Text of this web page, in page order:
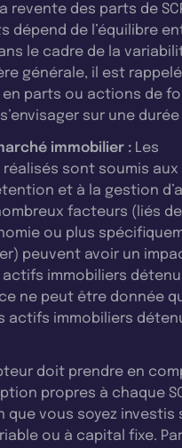
revente des parts de
dépend de l’équilibre
le cadre de la
générale, il est
en parts ou actions de
sur une
immobilier : Les
sont soumis aux
et à la gestion
facteurs (liés
ou plus
peuvent avoir un
immobiliers
ne peut être donnée
actifs immobiliers
doit prendre en
propres à chaque
que vous soyez investis
ou à capital fixe.